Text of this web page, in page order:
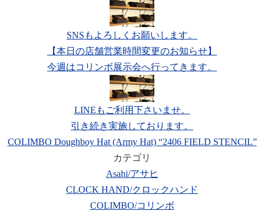
SNSもよろしくお願いします。
【本日の店舗営業時間変更のお知らせ】
今週はコリンボ展示会へ行ってきます。
LINEもご利用下さいませ。
引き続き実施しております。
COLIMBO Doughboy Hat (Army Hat) “2406 FIELD STENCIL”
カテゴリ
Asahi/アサヒ
CLOCK HAND/クロックハンド
COLIMBO/コリンボ